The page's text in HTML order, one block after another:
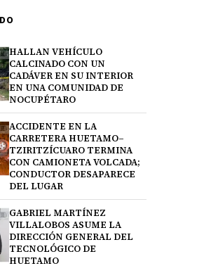
HALLAN VEHÍCULO
CALCINADO CON UN
CADÁVER EN SU INTERIOR
EN UNA COMUNIDAD DE
NOCUPÉTARO
ACCIDENTE EN LA
CARRETERA HUETAMO–
TZIRITZÍCUARO TERMINA
CON CAMIONETA VOLCADA;
CONDUCTOR DESAPARECE
DEL LUGAR
GABRIEL MARTÍNEZ
VILLALOBOS ASUME LA
DIRECCIÓN GENERAL DEL
TECNOLÓGICO DE
HUETAMO